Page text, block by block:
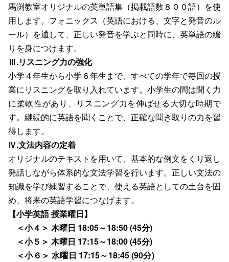
馬渕教室オリジナルの英単語集（掲載語数８００語）を使
用します。フォニックス（英語における、文字と発音のル
ール）を通して、正しい発音を学ぶと同時に、英単語の綴
りを身につけます。
Ⅲ.リスニング力の強化
小学４年生から小学６年生まで、すべての学年で毎回の授
業にリスニングを取り入れています。小学生の間は聞く力
に柔軟性があり、リスニング力を伸ばせる大切な時期で
す。継続的に英語を聞くことで、正確な聞き取りの力を習
得します。
Ⅳ.文法内容の定着
オリジナルのテキストを用いて、基本的な例文をくり返し
発話しながら体系的な文法学習を行います。正しい文法の
知識を学び練習することで、使える英語としての土台を固
め、将来の英語学習につなげます。
【小学英語 授業曜日】
＜小４＞ 木曜日 18:05～18:50 (45分)
＜小５＞ 木曜日 17:15～18:00 (45分)
＜小６＞ 水曜日 17:15～18:45 (90分)